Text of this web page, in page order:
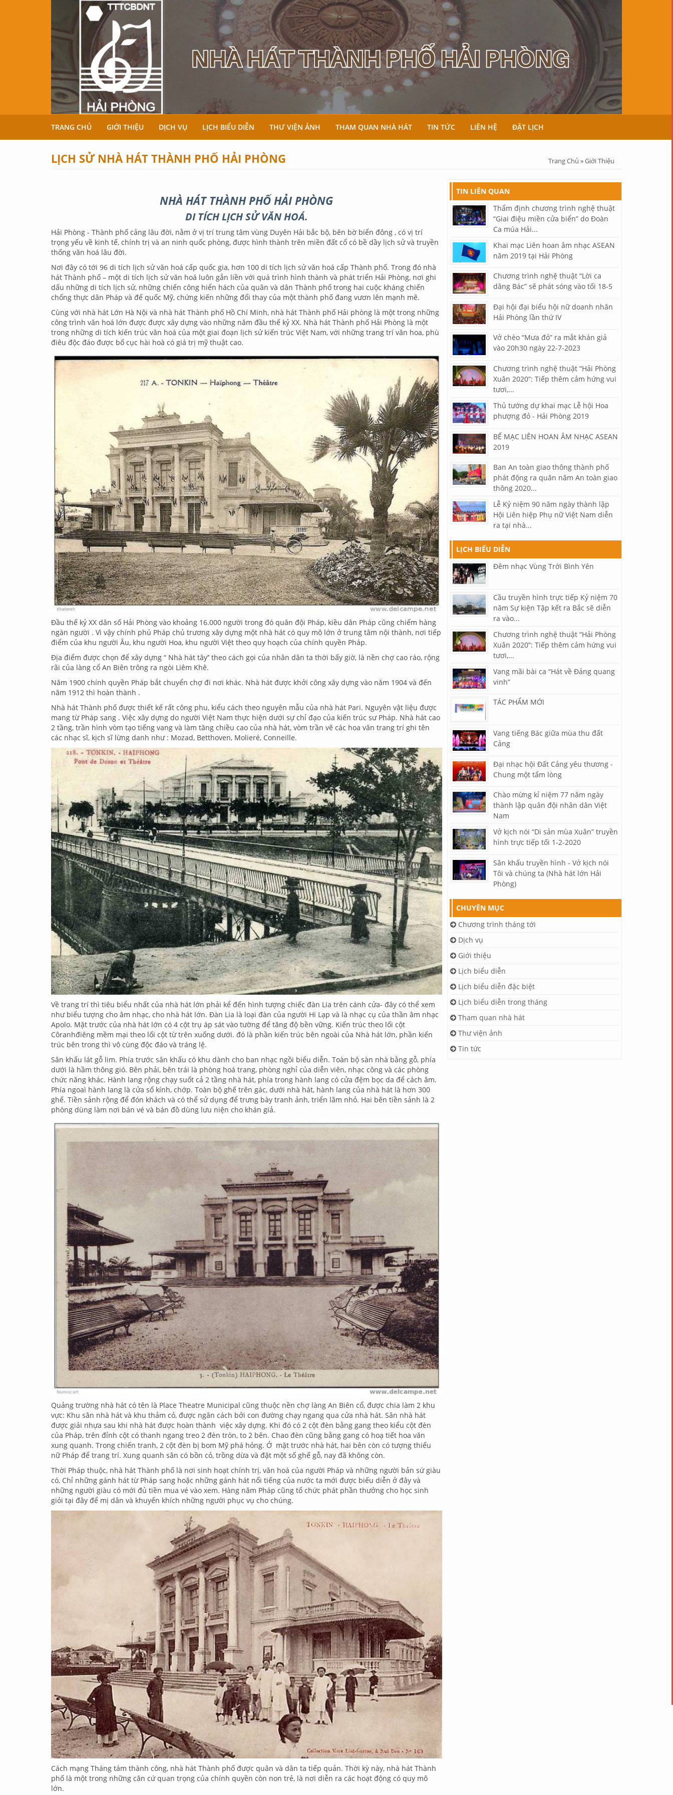
TRANG CHỦ GIỚI THIỆU DỊCH VỤ LỊCH BIỂU DIỄN THƯ VIỆN ẢNH THAM QUAN NHÀ HÁT TIN TỨC LIÊN HỆ ĐẶT LỊCH
LỊCH SỬ NHÀ HÁT THÀNH PHỐ HẢI PHÒNG Bạn đang ở đây
Trang Chủ »Giới Thiệu
NHÀ HÁT THÀNH PHỐ HẢI PHÒNG
DI TÍCH LỊCH SỬ VĂN HOÁ.
Hải Phòng - Thành phố cảng lâu đời, nằm ở vị trí trung tâm vùng Duyên Hải bắc bộ, bên bờ biển đông , có vị trí
trọng yếu về kinh tế, chính trị và an ninh quốc phòng, được hình thành trên miền đất cổ có bề dầy lịch sử và truyền
thống văn hoá lâu đời.
Nơi đây có tới 96 di tích lịch sử văn hoá cấp quốc gia, hơn 100 di tích lịch sử văn hoá cấp Thành phố. Trong đó nhà
hát Thành phố – một di tích lịch sử văn hoá luôn gắn liền với quá trình hình thành và phát triển Hải Phòng, nơi ghi
dấu những di tích lịch sử, những chiến công hiển hách của quân và dân Thành phố trong hai cuộc kháng chiến
chống thực dân Pháp và đế quốc Mỹ, chứng kiến những đổi thay của một thành phố đang vươn lên mạnh mẽ.
Cùng với nhà hát Lớn Hà Nội và nhà hát Thành phố Hồ Chí Minh, nhà hát Thành phố Hải phòng là một trong những
công trình văn hoá lớn được được xây dựng vào những năm đầu thế kỷ XX. Nhà hát Thành phố Hải Phòng là một
trong những di tích kiến trúc văn hoá của một giai đoạn lịch sử kiến trúc Việt Nam, với những trang trí văn hoa, phù
điêu độc đáo được bố cục hài hoà có giá trị mỹ thuật cao.
Đầu thế kỷ XX dân số Hải Phòng vào khoảng 16.000 người trong đó quân đội Pháp, kiều dân Pháp cũng chiếm hàng
ngàn người . Vì vậy chính phủ Pháp chủ trương xây dựng một nhà hát có quy mô lớn ở trung tâm nội thành, nơi tiếp
điểm của khu người Âu, khu người Hoa, khu người Việt theo quy hoạch của chính quyền Pháp.
Địa điểm được chọn để xây dựng “ Nhà hát tây’’ theo cách gọi của nhân dân ta thời bấy giờ, là nền chợ cao ráo, rộng
rãi của làng cổ An Biên trông ra ngòi Liêm Khê.
Năm 1900 chính quyền Pháp bắt chuyển chợ đi nơi khác. Nhà hát được khởi công xây dựng vào năm 1904 và đến
năm 1912 thì hoàn thành .
Nhà hát Thành phố được thiết kế rất công phu, kiểu cách theo nguyên mẫu của nhà hát Pari. Nguyên vật liệu được
mang từ Pháp sang . Việc xây dựng do người Việt Nam thực hiện dưới sự chỉ đạo của kiến trúc sư Pháp. Nhà hát cao
2 tầng, trần hình vòm tạo tiếng vang và làm tăng chiều cao của nhà hát, vòm trần vẽ các hoa văn trang trí ghi tên
các nhạc sĩ, kịch sĩ lừng danh như : Mozad, Betthoven, Molieré, Conneille.
Về trang trí thì tiêu biểu nhất của nhà hát lớn phải kể đến hình tượng chiếc đàn Lia trên cánh cửa- đây có thể xem
như biểu tượng cho âm nhạc, cho nhà hát lớn. Đàn Lia là loại đàn của người Hi Lạp và là nhạc cụ của thần âm nhạc
Apolo. Mặt trước của nhà hát lớn có 4 cột trụ áp sát vào tường để tăng độ bền vững. Kiến trúc theo lối cột
Côranhđiêng mềm mại theo lối cột từ trên xuống dưới. đó là phần kiến trúc bên ngoài của Nhà hát lớn, phần kiến
trúc bên trong thì vô cùng độc đáo và tráng lệ.
Sân khấu lát gỗ lim. Phía trước sân khấu có khu dành cho ban nhạc ngồi biểu diễn. Toàn bộ sàn nhà bằng gỗ, phía
dưới là hầm thông gió. Bên phải, bên trái là phòng hoá trang, phòng nghỉ của diễn viên, nhạc công và các phòng
chức năng khác. Hành lang rộng chạy suốt cả 2 tầng nhà hát, phía trong hành lang có cửa đệm bọc da để cách âm.
Phía ngoaì hành lang là cửa sổ kính, chớp. Toàn bộ ghế trên gác, dưới nhà hát, hành lang của nhà hát là hơn 300
ghế. Tiền sảnh rộng để đón khách và có thể sử dụng để trưng bày tranh ảnh, triển lãm nhỏ. Hai bên tiền sảnh là 2
phòng dùng làm nơi bán vé và bán đồ dùng lưu niện cho khán giả.
Quảng trường nhà hát có tên là Place Theatre Municipal cũng thuộc nền chợ làng An Biên cổ, được chia làm 2 khu
vực: Khu sân nhà hát và khu thảm cỏ, được ngăn cách bởi con đường chạy ngang qua cửa nhà hát. Sân nhà hát
được giải nhựa sau khi nhà hát được hoàn thành việc xây dựng. Khi đó có 2 cột đèn bằng gang theo kiểu cột đèn
của Pháp, trên đỉnh cột có thanh ngang treo 2 đèn tròn, to 2 bên. Chao đèn cũng bằng gang có hoạ tiết hoa văn
xung quanh. Trong chiến tranh, 2 cột đèn bị bom Mỹ phá hỏng. Ở mặt trước nhà hát, hai bên còn có tượng thiếu
nữ Pháp để trang trí. Xung quanh sân có bồn cỏ, trồng dừa và đặt một số ghế gỗ, nay đã không còn.
Thời Pháp thuộc, nhà hát Thành phố là nơi sinh hoạt chính trị, văn hoá của người Pháp và những người bản sứ giàu
có, Chỉ những gánh hát từ Pháp sang hoặc những gánh hát nổi tiếng của nước ta mới được biếu diễn ở đây và
những người giàu có mới đủ tiền mua vé vào xem. Hàng năm Pháp cũng tổ chức phát phần thưởng cho học sinh
giỏi tại đây để mị dân và khuyến khích những người phục vụ cho chúng.
Cách mạng Tháng tám thành công, nhà hát Thành phố được quân và dân ta tiếp quản. Thời kỳ này, nhà hát Thành
phố là một trong những căn cứ quan trọng của chính quyền còn non trẻ, là nơi diễn ra các hoạt động có quy mô
lớn.
TIN LIÊN QUAN
Thẩm định chương trình nghệ thuật
“Giai điệu miền cửa biển” do Đoàn
Ca múa Hải...
Khai mạc Liên hoan âm nhạc ASEAN
năm 2019 tại Hải Phòng
Chương trình nghệ thuật “Lời ca
dâng Bác” sẽ phát sóng vào tối 18-5
Đại hội đại biểu hội nữ doanh nhân
Hải Phòng lần thứ IV
Vở chèo “Mưa đỏ” ra mắt khán giả
vào 20h30 ngày 22-7-2023
Chương trình nghệ thuật “Hải Phòng
Xuân 2020”: Tiếp thêm cảm hứng vui
tươi,...
Thủ tướng dự khai mạc Lễ hội Hoa
phượng đỏ - Hải Phòng 2019
BẾ MẠC LIÊN HOAN ÂM NHẠC ASEAN
2019
Ban An toàn giao thông thành phố
phát động ra quân năm An toàn giao
thông 2020...
Lễ Kỷ niệm 90 năm ngày thành lập
Hội Liên hiệp Phụ nữ Việt Nam diễn
ra tại nhà...
LỊCH BIỂU DIỄN
Đêm nhạc Vùng Trời Bình Yên
Cầu truyền hình trực tiếp Kỷ niệm 70
năm Sự kiện Tập kết ra Bắc sẽ diễn
ra vào...
Chương trình nghệ thuật “Hải Phòng
Xuân 2020”: Tiếp thêm cảm hứng vui
tươi,...
Vang mãi bài ca “Hát về Đảng quang
vinh”
TÁC PHẨM MỚI
Vang tiếng Bác giữa mùa thu đất
Cảng
Đại nhạc hội Đất Cảng yêu thương -
Chung một tấm lòng
Chào mừng kỉ niệm 77 năm ngày
thành lập quân đội nhân dân Việt
Nam
Vở kịch nói “Di sản mùa Xuân” truyền
hình trực tiếp tối 1-2-2020
Sân khấu truyền hình - Vở kịch nói
Tôi và chúng ta (Nhà hát lớn Hải
Phòng)
CHUYÊN MỤC
Chương trình tháng tới
Dịch vụ
Giới thiệu
Lịch biểu diễn
Lịch biểu diễn đặc biệt
Lịch biểu diễn trong tháng
Tham quan nhà hát
Thư viện ảnh
Tin tức